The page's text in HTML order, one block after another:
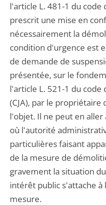
l'article L. 481-1 du
prescrit une mise en
nécessairement la
condition d'urgence est
de demande de
présentée, sur le
l'article L. 521-1 du
(CJA), par le
l'objet. Il ne peut en
où l'autorité
particulières faisant
de la mesure de
gravement la situation
intérêt public s'attache
mesure.